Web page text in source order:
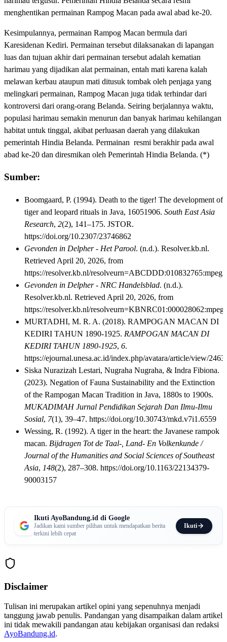
menghentikan permainan Rampog Macan pada awal abad ke-20.
Kesimpulannya, permainan Rampog Macan bermula dari
Karesidenan Kediri. Permainan tersebut dilaksanakan di lapangan
luas dan tujuan akhir dari permainan tersebut adalah kematian
harimau yang dijadikan alat permainan, entah mati karena kalah
melawan kerbau ataupun mati ditusuk tombak oleh penjaga yang
melingkari permainan, Rampog Macan juga tidak terhindar dari
kontroversi dari orang-orang Belanda. Seiring berjalannya waktu,
populasi harimau semakin menurun dan banyak harimau kehilangan
habitat untuk tinggal, akibat perluasan daerah yang dilakukan
pemerintah Hindia Belanda. Permainan resmi berakhir pada awal
abad ke-20 dan diresmikan oleh Pemerintah Hindia Belanda. (*)
Sumber:
Boomgaard, P. (1994). Death to the tiger! The development of
tiger and leopard rituals in Java, 16051906. South East Asia
Research, 2(2), 141–175. JSTOR.
https://doi.org/10.2307/23746862
Gevonden in Delpher - Het Parool. (n.d.). Resolver.kb.nl.
Retrieved April 20, 2026, from
https://resolver.kb.nl/
Gevonden in Delpher - NRC Handelsblad. (n.d.).
Resolver.kb.nl. Retrieved April 20, 2026, from
https://resolver.kb.nl/
MURTADHI, M. R. A. (2018). RAMPOGAN MACAN DI
KEDIRI TAHUN 1890-1925. RAMPOGAN MACAN DI
KEDIRI TAHUN 1890-1925, 6.
https://ejournal.unesa.ac.id/index.php/avatara/article/view/
Siska Nurazizah Lestari, Nugraha Nugraha, & Indra Fibiona.
(2023). Negation of Fauna Sustainability and the Extinction
of the Rampogan Macan Tradition in Java, 1880s to 1900s.
MUKADIMAH Jurnal Pendidikan Sejarah Dan Ilmu-Ilmu
Sosial, 7(1), 39–47. https://doi.org/10.30743/mkd.v7i1.6559
Wessing, R. (1992). A tiger in the heart: the Javanese rampok
macan. Bijdragen Tot de Taal-, Land- En Volkenkunde /
Journal of the Humanities and Social Sciences of Southeast
Asia, 148(2), 287–308. https://doi.org/10.1163/22134379-
90003157
Ikuti AyoBandung.id di Google
Jadikan kami sumber pilihan untuk mendapatkan berita
terkini lebih cepat
Ikuti
Disclaimer
Tulisan ini merupakan artikel opini yang sepenuhnya menjadi
tanggung jawab penulis. Pandangan yang disampaikan dalam artikel
ini tidak mewakili pandangan atau kebijakan organisasi dan redaksi
AyoBandung.id.